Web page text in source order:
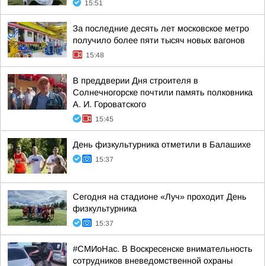
15:51
За последние десять лет московское метро
получило более пяти тысяч новых вагонов
15:48
В преддверии Дня строителя в
Солнечногорске почтили память полковника
А. И. Гороватского
15:45
День физкультурника отметили в Балашихе
15:37
Сегодня на стадионе «Луч» проходит День
физкультурника
15:37
#СМИоНас. В Воскресенске внимательность
сотрудников вневедомственной охраны